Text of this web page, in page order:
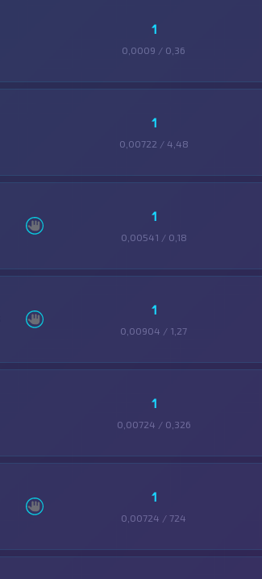
1
0,0009 / 0,36
1
0,00722 / 4,48
1
0,00541 / 0,18
1
0,00904 / 1,27
1
0,00724 / 0,326
1
0,00724 / 724